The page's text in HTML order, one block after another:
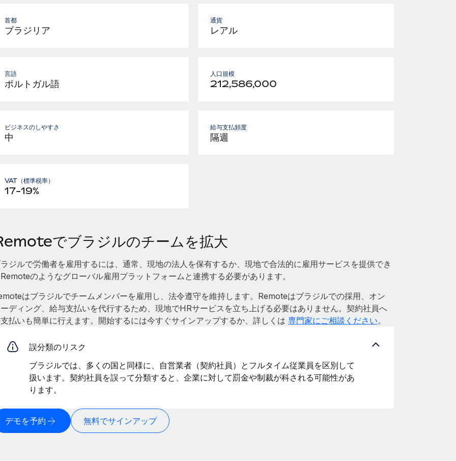
首都
ブラジリア
通貨
レアル
言語
ポルトガル語
人口規模
212,586,000
ビジネスのしやすさ
中
給与支払頻度
隔週
VAT（標準税率）
17-19%
でブラジルのチームを拡大
ジルで労働者を雇用するには、通常、現地の法人を保有するか、現地で合法的に雇用サービスを提供でき
のようなグローバル雇用プラットフォームと連携する必要があります。
はブラジルでチームメンバーを雇用し、法令遵守を維持します。Remoteはブラジルでの採用、オン
ディング、給与支払いを代行するため、現地でHRサービスを立ち上げる必要はありません。契約社員へ
払いも簡単に行えます。開始するには今すぐサインアップするか、詳しくは 専門家にご相談ください。
誤分類のリスク
ブラジルでは、多くの国と同様に、自営業者（契約社員）とフルタイム従業員を区別して
扱います。契約社員を誤って分類すると、企業に対して罰金や制裁が科される可能性があ
ります。
デモを予約 無料でサインアップ